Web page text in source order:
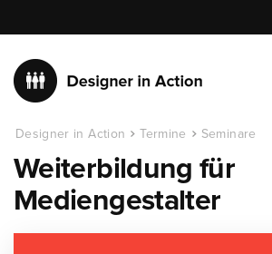
Designer in Action Termine Seminare
Weiterbildung für
Mediengestalter